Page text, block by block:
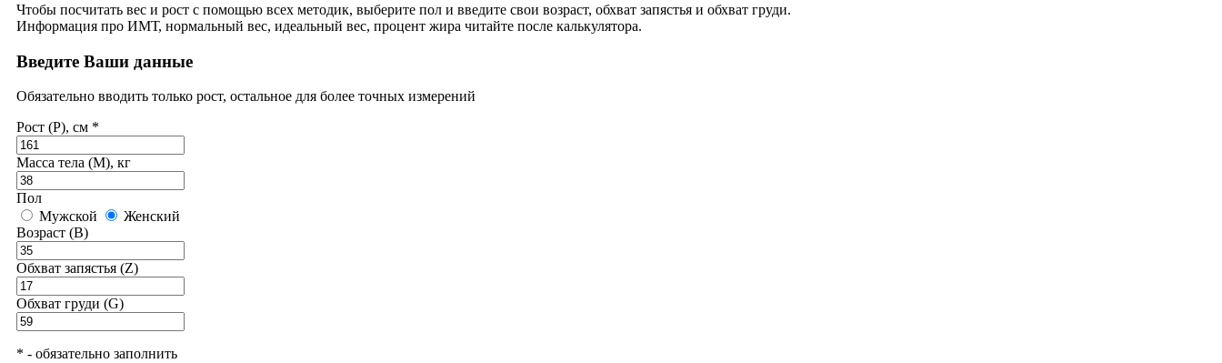
Чтобы посчитать вес и рост с помощью всех методик, выберите пол и введите свои возраст, обхват запястья и обхват груди.
Информация про ИМТ, нормальный вес, идеальный вес, процент жира читайте после калькулятора.
Введите Ваши данные
Обязательно вводить только рост, остальное для более точных измерений
Рост (P), см *
Масса тела (M), кг
Пол
Мужской
Женский
Возраст (B)
Обхват запястья (Z)
Обхват груди (G)
* - обязательно заполнить